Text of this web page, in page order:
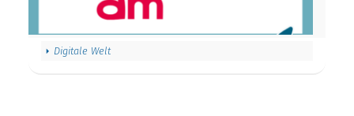
Digitale Welt